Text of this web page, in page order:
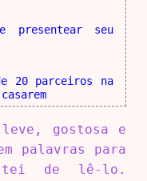
presentear seu
20 parceiros na
gostosa e
palavras para
de lê-lo.